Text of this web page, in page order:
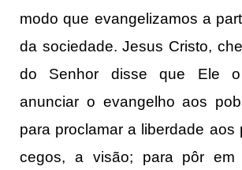
modo que evangelizamos a
da sociedade. Jesus Cristo,
do Senhor disse que Ele
anunciar o evangelho aos
para proclamar a liberdade aos
cegos, a visão; para pôr em